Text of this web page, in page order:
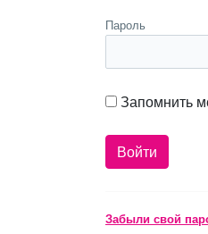
Пароль
Запомнить
Забыли свой